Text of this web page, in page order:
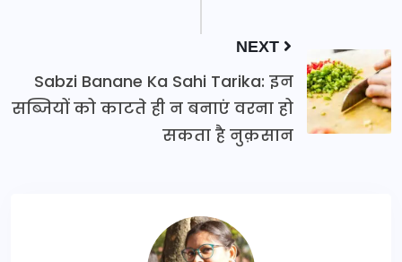
NEXT
Sabzi Banane Ka Sahi Tarika: इन
सब्जियों को काटते ही न बनाएं वरना हो
सकता है नुक़सान